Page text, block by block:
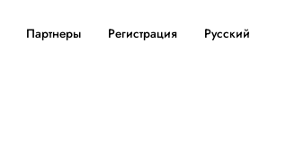
Партнеры Регистрация Русский